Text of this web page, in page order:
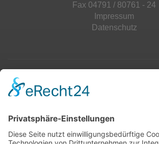
Fax 04791 / 80761 - 24
Impressum
Datenschutz
Jahrescharts